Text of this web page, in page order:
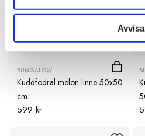
Avvisa
BUNGALOW
Kuddfodral melon linne 50x50
cm
599 kr